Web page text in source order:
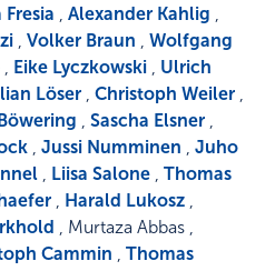
Fresia ,Alexander Kahlig ,
,Volker Braun ,Wolfgang
, Eike Lyczkowski , Ulrich
Löser ,Christoph Weiler ,
,Sascha Elsner ,
,Jussi Numminen ,Juho
, Liisa Salone ,Thomas
, Harald Lukosz ,
, Murtaza Abbas ,
Cammin ,Thomas